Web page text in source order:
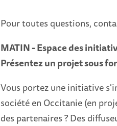
Pour toutes questions,
MATIN - Espace des
Présentez un projet sous
Vous portez une initiative
société en Occitanie (en
des partenaires ? Des